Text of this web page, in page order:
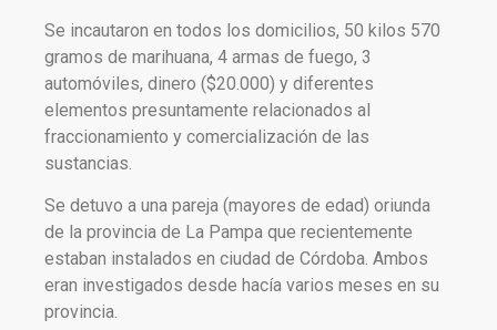
Se incautaron en todos los domicilios, 50 kilos 570
gramos de marihuana, 4 armas de fuego, 3
automóviles, dinero ($20.000) y diferentes
elementos presuntamente relacionados al
fraccionamiento y comercialización de las
sustancias.
Se detuvo a una pareja (mayores de edad) oriunda
de la provincia de La Pampa que recientemente
estaban instalados en ciudad de Córdoba. Ambos
eran investigados desde hacía varios meses en su
provincia.